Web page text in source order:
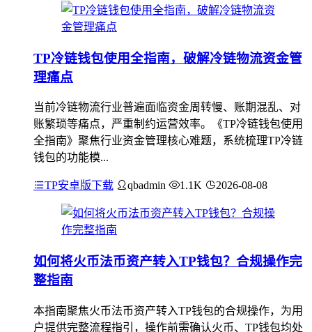
TP冷链钱包使用全指南，破解冷链物流资金管
理痛点
当前冷链物流行业普遍面临资金周转慢、账期混乱、对
账繁琐等痛点，严重制约运营效率。《TP冷链钱包使用
全指南》聚焦行业资金管理核心难题，系统梳理TP冷链
钱包的功能模...
TP安卓版下载 qbadmin 1.1K 2026-08-08
如何将火币法币资产转入TP钱包？合规操作完
整指南
本指南聚焦火币法币资产转入TP钱包的合规操作，为用
户提供完整流程指引，操作前需确认火币、TP钱包均处